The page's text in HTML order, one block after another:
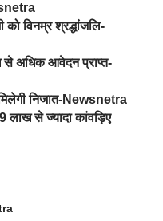
विनम्र श्रद्धांजलि-
से अधिक आवेदन प्राप्त-
मिलेगी निजात-Newsnetra
से ज्यादा कांवड़िए